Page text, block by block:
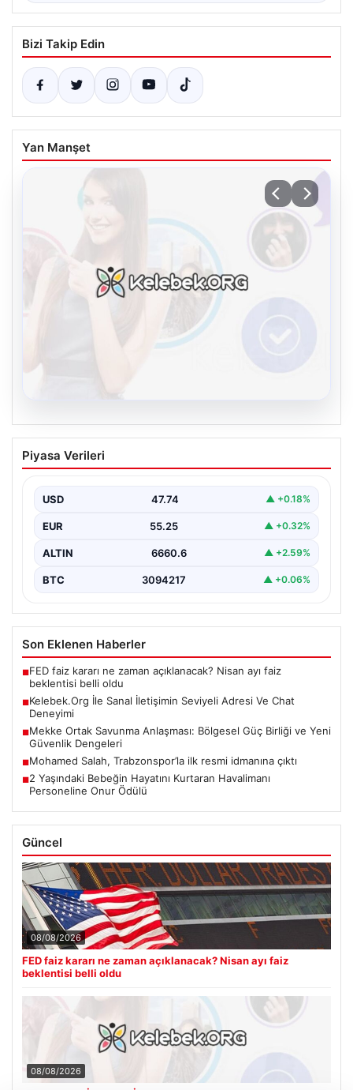
Bizi Takip Edin
Yan Manşet
Kelebek.Org İle Sanal İletişimin Seviyeli
Adresi Ve Chat Deneyimi
iletişim kurması büyük bir önem barındırmaktadır.
Günümüzde birçok…
Piyasa Verileri
USD 47.74 ▲ +0.18%
EUR 55.25 ▲ +0.32%
ALTIN 6660.6 ▲ +2.59%
BTC 3094217 ▲ +0.06%
Son Eklenen Haberler
■FED faiz kararı ne zaman açıklanacak? Nisan ayı faiz
beklentisi belli oldu
■Kelebek.Org İle Sanal İletişimin Seviyeli Adresi Ve Chat
Deneyimi
■Mekke Ortak Savunma Anlaşması: Bölgesel Güç Birliği ve Yeni
Güvenlik Dengeleri
■Mohamed Salah, Trabzonspor’la ilk resmi idmanına çıktı
■2 Yaşındaki Bebeğin Hayatını Kurtaran Havalimanı
Personeline Onur Ödülü
Güncel
08/08/2026
FED faiz kararı ne zaman açıklanacak? Nisan ayı faiz
beklentisi belli oldu
08/08/2026